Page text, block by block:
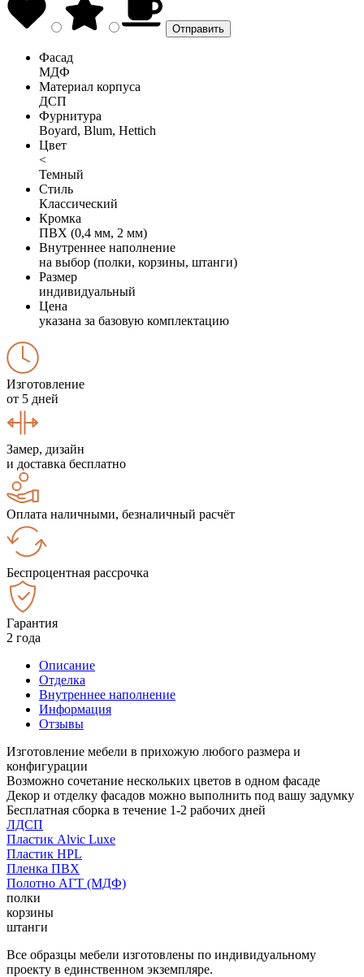
Фасад
МДФ
Материал корпуса
ДСП
Фурнитура
Boyard, Blum, Hettich
Цвет
<
Темный
Стиль
Классический
Кромка
ПВХ (0,4 мм, 2 мм)
Внутреннее наполнение
на выбор (полки, корзины, штанги)
Размер
индивидуальный
Цена
указана за базовую комплектацию
Изготовление
от 5 дней
Замер, дизайн
и доставка бесплатно
Оплата наличными, безналичный расчёт
Беспроцентная рассрочка
Гарантия
2 года
Описание
Отделка
Внутреннее наполнение
Информация
Отзывы
Изготовление мебели в прихожую любого размера и
конфигурации
Возможно сочетание нескольких цветов в одном фасаде
Декор и отделку фасадов можно выполнить под вашу задумку
Бесплатная сборка в течение 1-2 рабочих дней
ЛДСП
Пластик Alvic Luxe
Пластик HPL
Пленка ПВХ
Полотно АГТ (МДФ)
полки
корзины
штанги
Все образцы мебели изготовлены по индивидуальному
проекту в единственном экземпляре.